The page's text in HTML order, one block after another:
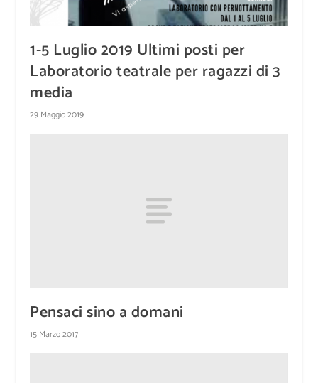
1-5 Luglio 2019 Ultimi posti per
Laboratorio teatrale per ragazzi di 3
media
29 Maggio 2019
Pensaci sino a domani
15 Marzo 2017